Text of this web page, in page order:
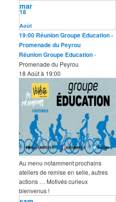
Août
18
mar
19:00 Réunion Groupe Education-
Promenade du Peyrou
Réunion Groupe Education-
Promenade du Peyrou
18 Août à 19:00
Au menu notamment prochains
ateliers de remise en selle, autres
actions … Motivés curieux
bienvenus !